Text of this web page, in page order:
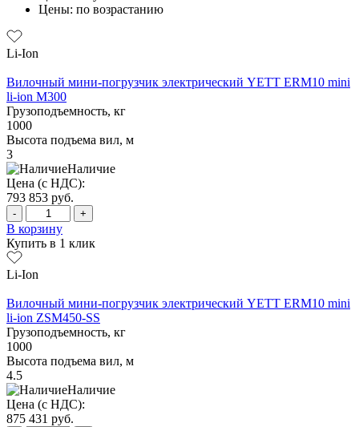
Цены: по возрастанию
Li-Ion
Вилочный мини-погрузчик электрический YETT ERM10 mini
li-ion M300
Грузоподъемность, кг
1000
Высота подъема вил, м
3
Наличие
Цена (с НДС):
793 853 руб.
- +
В корзину
Купить в 1 клик
Li-Ion
Вилочный мини-погрузчик электрический YETT ERM10 mini
li-ion ZSM450-SS
Грузоподъемность, кг
1000
Высота подъема вил, м
4.5
Наличие
Цена (с НДС):
875 431 руб.